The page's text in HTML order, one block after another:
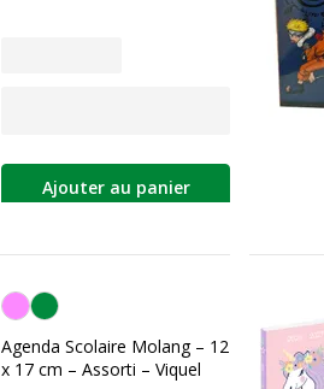
Ajouter au panier
Personnalisation de la couleur
Agenda Scolaire Molang – 12
x 17 cm – Assorti – Viquel